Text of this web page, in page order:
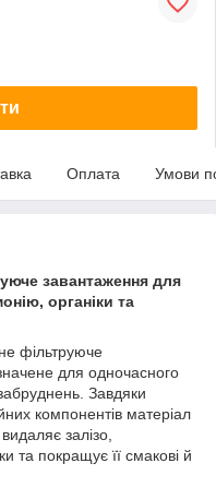
Оплата Умови
завантаження для
органіки та
фільтруюче
для одночасного
Завдяки
компонентів матеріал
залізо,
та покращує її смакові й